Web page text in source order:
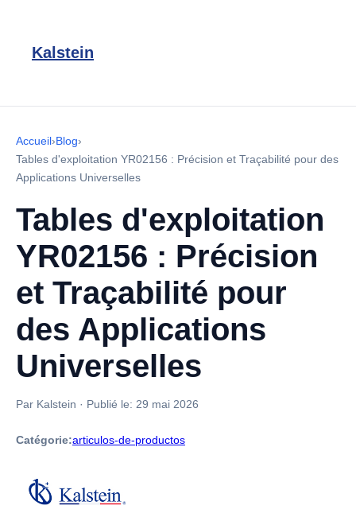
Kalstein
Accueil›Blog›
Tables d'exploitation YR02156 : Précision et Traçabilité pour des
Applications Universelles
Tables d'exploitation
YR02156 : Précision
et Traçabilité pour
des Applications
Universelles
Par Kalstein · Publié le: 29 mai 2026
Catégorie:articulos-de-productos